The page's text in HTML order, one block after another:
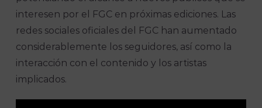
interesen por el FGC en próximas ediciones. Las
redes sociales oficiales del FGC han aumentado
considerablemente los seguidores, así como la
interacción con el contenido y los artistas
implicados.